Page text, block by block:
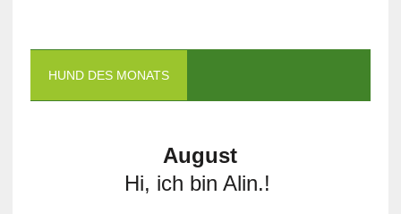
HUND DES MONATS
August
Hi, ich bin Alin.!